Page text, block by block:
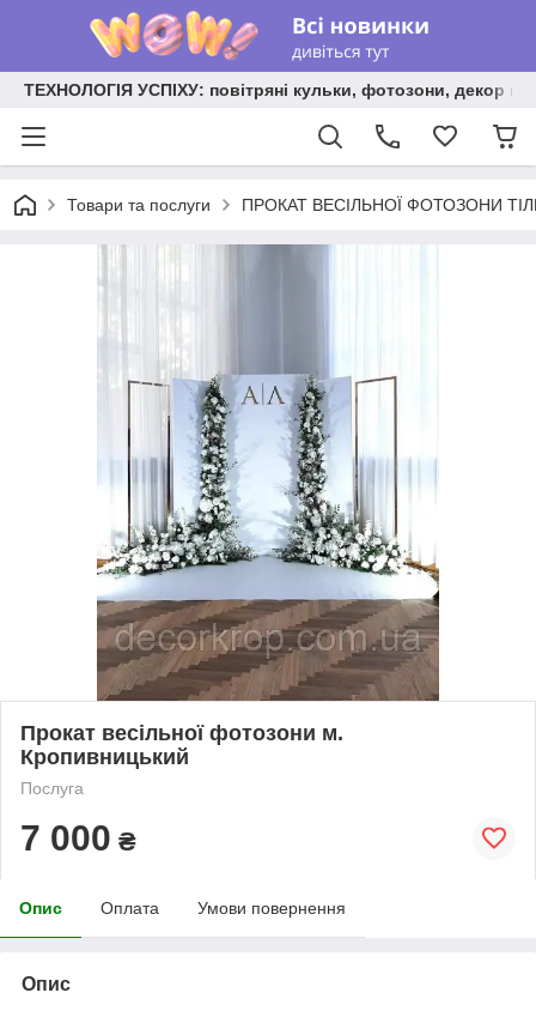
ТЕХНОЛОГІЯ УСПІХУ: повітряні кульки, фотозони, декор на
Товари та послуги ПРОКАТ ВЕСІЛЬНОЇ ФОТОЗОНИ
Прокат весільної фотозони м.
Кропивницький
Послуга
7 000 ₴
Опис Оплата Умови повернення
Опис